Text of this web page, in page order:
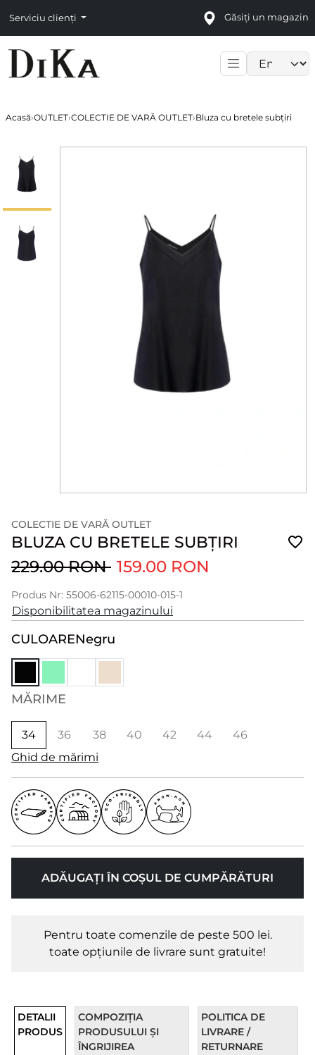
Serviciu clienți Găsiți un magazin
Acasă›OUTLET›COLECTIE DE VARĂ OUTLET›Bluza cu bretele subțiri
COLECTIE DE VARĂ OUTLET
BLUZA CU BRETELE SUBȚIRI
229.00 RON 159.00 RON
Produs Nr: 55006-62115-00010-015-1
Disponibilitatea magazinului
CULOARENegru
MĂRIME
34 36 38 40 42 44
46
Ghid de mărimi
ADĂUGAȚI ÎN COȘUL DE CUMPĂRĂTURI
Pentru toate comenzile de peste 500 lei.
toate opțiunile de livrare sunt gratuite!
DETALII
PRODUS
COMPOZIȚIA
PRODUSULUI ȘI
ÎNGRIJIREA
POLITICA DE
LIVRARE /
RETURNARE